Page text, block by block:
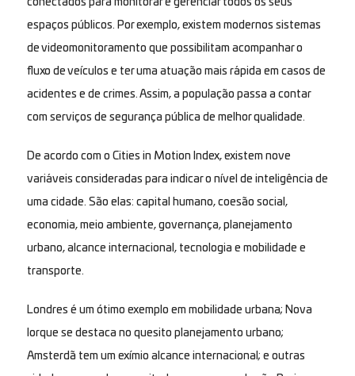
espaços públicos. Por exemplo, existem modernos sistemas
de videomonitoramento que possibilitam acompanhar o
fluxo de veículos e ter uma atuação mais rápida em casos de
acidentes e de crimes. Assim, a população passa a contar
com serviços de segurança pública de melhor qualidade.
De acordo com o Cities in Motion Index, existem nove
variáveis consideradas para indicar o nível de inteligência de
uma cidade. São elas: capital humano, coesão social,
economia, meio ambiente, governança, planejamento
urbano, alcance internacional, tecnologia e mobilidade e
transporte.
Londres é um ótimo exemplo em mobilidade urbana; Nova
Iorque se destaca no quesito planejamento urbano;
Amsterdã tem um exímio alcance internacional; e outras